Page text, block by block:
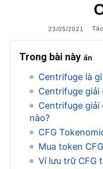
23/05/2021
Trong bài này ẩn
Centrifuge là
Centrifuge giải
Centrifuge
nào?
CFG
Mua token
Ví lưu trữ CFG